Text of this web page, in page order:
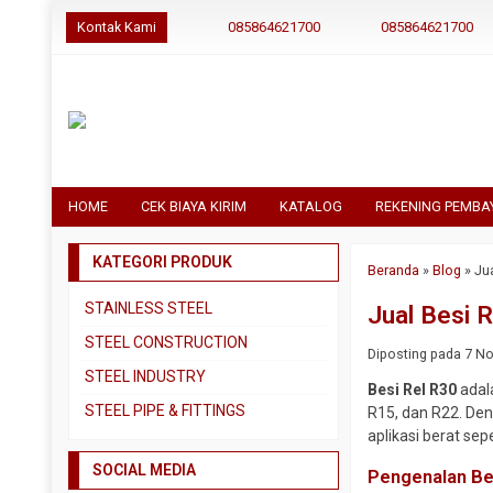
Kontak Kami 085864621700 085864621700
HOME CEK BIAYA KIRIM KATALOG REKENING
Beranda »Blog »
Jual Besi
Diposting pada 7
Besi Rel R30
R15, dan R22.
aplikasi berat
Pengenalan
KATEGORI PRODUK
STAINLESS STEEL
Pipa SS304
Pipa SS310
Pipa SS316
Plat Bordes SS304
STEEL CONSTRUCTION
Besi Beton
Besi CNP
Besi UNP
STEEL INDUSTRY
Dual Plate
Plat A285 GR C
STEEL PIPE & FITTINGS
Ball Valve
SOCIAL MEDIA